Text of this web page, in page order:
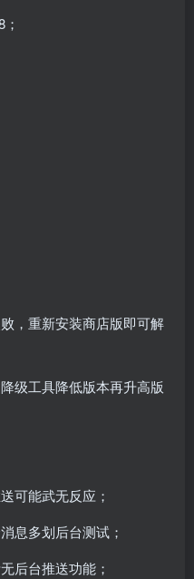
，重新安装商店版即可解
级工具降低版本再升高版
可能武无反应；
息多划后台测试；
后台推送功能；